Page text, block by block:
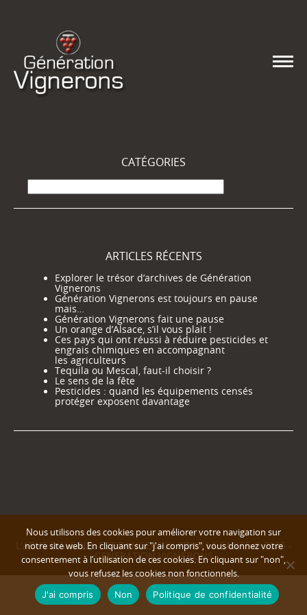
CATÉGORIES
Catégories
ARTICLES RÉCENTS
Explorer le trésor d’archives de Génération
Vignerons
Génération Vignerons est toujours en pause
mais…
Génération Vignerons fait une pause
Un orange d’Alsace, s’il vous plait !
Ces pays qui ont réussi à réduire pesticides et
engrais chimiques en accompagnant
les agriculteurs
Tequila ou Mescal, faut-il choisir ?
Le sens de la fête
Pesticides : quand les équipements censés
protéger exposent davantage
L'ABUS D'ALCOOL EST DANGEREUX POUR LA SANTÉ © 2025 -
GENERATION VIGNERONS
Nous utilisons des cookies pour améliorer votre navigation sur
notre site web. En cliquant sur "j'ai compris", vous donnez votre
consentement à l’utilisation de ces cookies. En cliquant sur "non",
vous refusez les cookies non fonctionnels.
J'ai compris Non Politique de confidentialité